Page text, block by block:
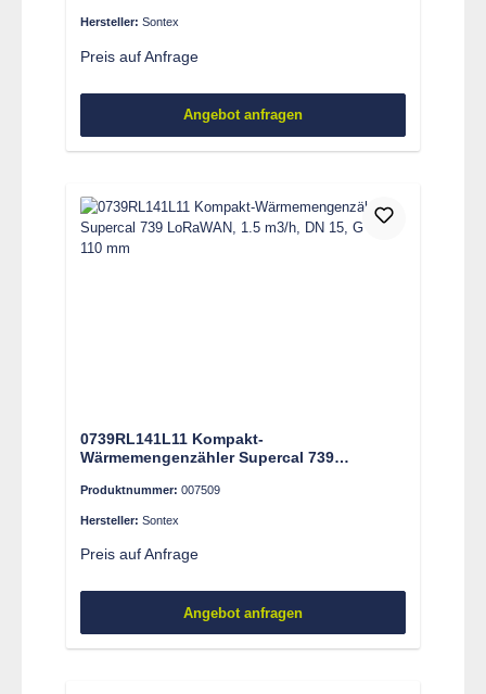
Hersteller: Sontex
Preis auf Anfrage
Angebot anfragen
0739RL141L11 Kompakt-
Wärmemengenzähler Supercal 739
Produktnummer: 007509
Hersteller: Sontex
Preis auf Anfrage
Angebot anfragen